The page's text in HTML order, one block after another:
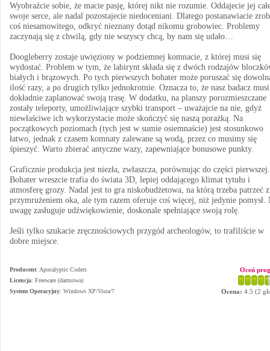
Wyobraźcie sobie, że macie pasję, której nikt nie rozumie. Oddajecie jej
swoje serce, ale nadal pozostajecie niedoceniani. Dlatego postanawiacie
coś niesamowitego, odkryć nieznany dotąd nikomu grobowiec. Problemy
zaczynają się z chwilą, gdy nie wszyscy chcą, by nam się udało…
Doogleberry zostaje uwięziony w podziemnej komnacie, z której musi się
wydostać. Problem w tym, że labirynt składa się z dwóch rodzajów
białych i brązowych. Po tych pierwszych bohater może poruszać się
ilość razy, a po drugich tylko jednokrotnie. Oznacza to, że nasz badacz musi
dokładnie zaplanować swoją trasę. W dodatku, na planszy porozmieszczane
zostały teleporty, umożliwiające szybki transport – uważajcie na nie, gdyż
niewłaściwe ich wykorzystacie może skończyć się naszą porażką. Na
początkowych poziomach (tych jest w sumie osiemnaście) jest stosunkowo
łatwo, jednak z czasem komnaty zalewane są wodą, przez co musimy się
śpieszyć. Warto zbierać antyczne wazy, zapewniające bonusowe punkty.
Graficznie produkcja jest niezła, zwłaszcza, porównując do części pierwszej.
Bohater wreszcie trafia do świata 3D, lepiej oddającego klimat tytułu i
atmosferę grozy. Nadal jest to gra niskobudżetowa, na którą trzeba patrzeć z
przymrużeniem oka, ale tym razem oferuje coś więcej, niż jedynie pomysł.
uwagę zasługuje udźwiękowienie, doskonale spełniające swoją rolę.
Jeśli tylko szukacie zręcznościowych przygód archeologów, to trafiliście w
dobre miejsce.
Producent: Apocalyptic Coders
Licencja: Freeware (darmowa)
System Operacyjny: Windows XP/Vista/7
Oceń
Ocena: 4.5 (2